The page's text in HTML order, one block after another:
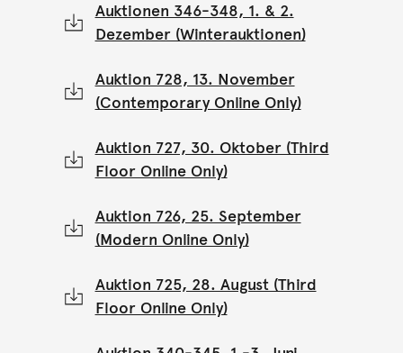
Auktionen 346-348, 1. & 2.
Dezember (Winterauktionen)
Auktion 728, 13. November
(Contemporary Online Only)
Auktion 727, 30. Oktober (Third
Floor Online Only)
Auktion 726, 25. September
(Modern Online Only)
Auktion 725, 28. August (Third
Floor Online Only)